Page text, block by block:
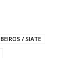
/ SIATE